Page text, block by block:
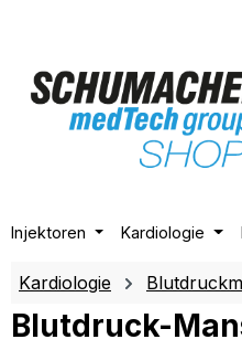
Injektoren Kardiologie
Kardiologie
Blutdruck-